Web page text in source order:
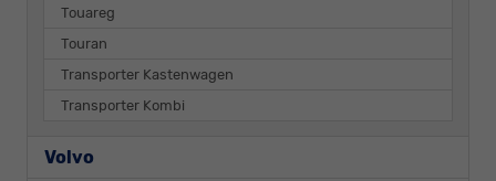
Touareg
Touran
Transporter Kastenwagen
Transporter Kombi
Volvo